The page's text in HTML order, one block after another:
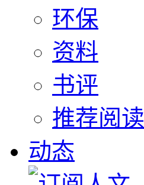
环保
资料
书评
推荐阅读
动态